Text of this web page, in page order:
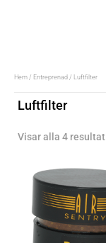
Hem/ Entreprenad / Luftfilter
Luftfilter
Visar alla 4 resultat